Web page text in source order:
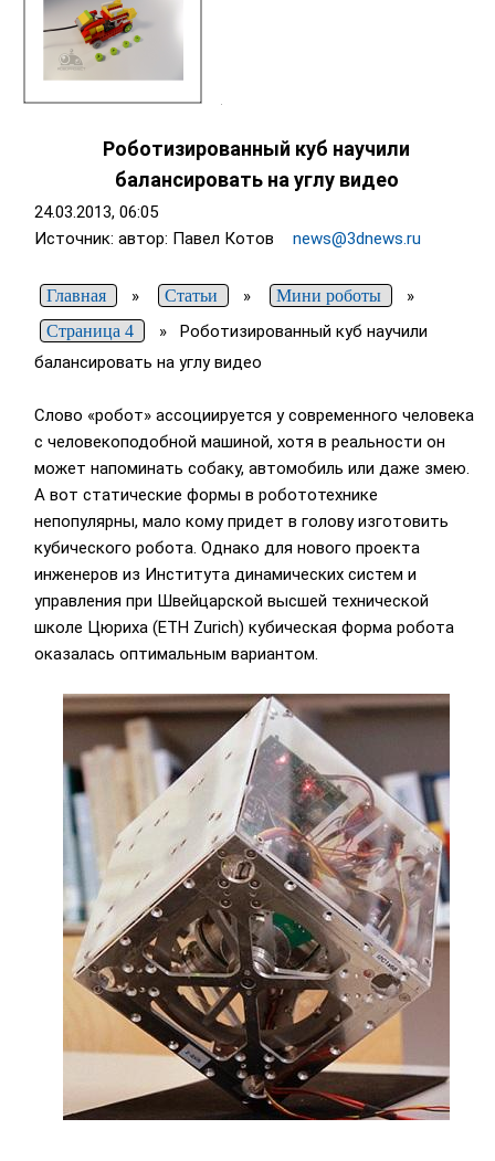
Роботизированный куб научили
балансировать на углу видео
24.03.2013, 06:05
Источник: автор: Павел Котов
news@3dnews.ru
Главная » Статьи » Мини роботы »
Страница 4 » Роботизированный куб научили
балансировать на углу видео
Слово «робот» ассоциируется у современного человека
с человекоподобной машиной, хотя в реальности он
может напоминать собаку, автомобиль или даже змею.
А вот статические формы в робототехнике
непопулярны, мало кому придет в голову изготовить
кубического робота. Однако для нового проекта
инженеров из Института динамических систем и
управления при Швейцарской высшей технической
школе Цюриха (ETH Zurich) кубическая форма робота
оказалась оптимальным вариантом.